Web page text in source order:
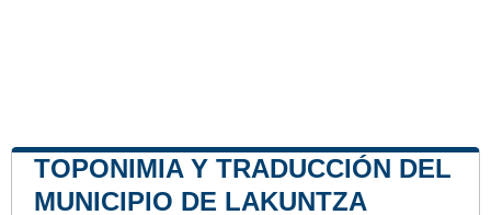
TOPONIMIA Y TRADUCCIÓN DEL
MUNICIPIO DE LAKUNTZA